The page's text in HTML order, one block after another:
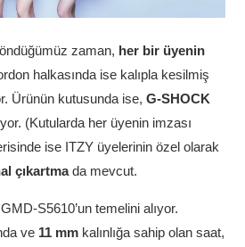
zaman, her bir üyenin
halkasında ise kalıpla kesilmiş
Ürünün kutusunda ise, G-SHOCK
(Kutularda her üyenin imzası
ise ITZY üyelerinin özel olarak
çıkartmada mevcut.
S5610’un temelini alıyor.
ve 11 mmkalınlığa sahip olan saat,